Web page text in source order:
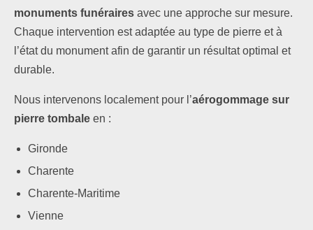
monuments funéraires avec une approche sur mesure.
Chaque intervention est adaptée au type de pierre et à
l’état du monument afin de garantir un résultat optimal et
durable.
Nous intervenons localement pour l’aérogommage sur
pierre tombale en :
Gironde
Charente
Charente-Maritime
Vienne